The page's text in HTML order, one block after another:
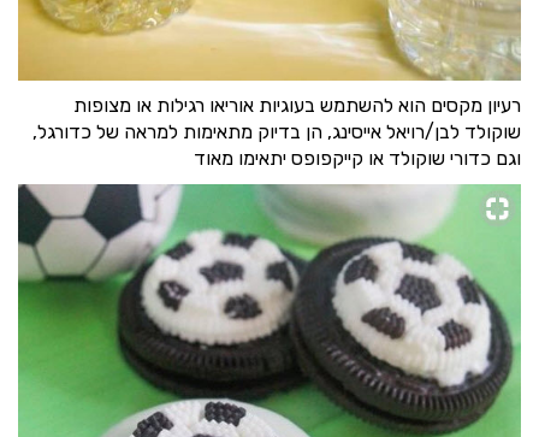
רעיון מקסים הוא להשתמש בעוגיות אוריאו רגילות או מצופות
שוקולד לבן/רויאל אייסינג, הן בדיוק מתאימות למראה של כדורגל,
וגם כדורי שוקולד או קייקפופס יתאימו מאוד